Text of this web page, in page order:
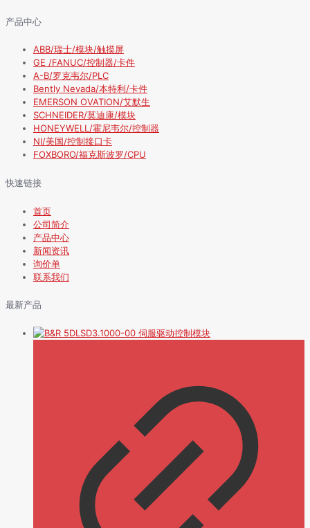
产品中心
ABB/瑞士/模块/触摸屏
GE /FANUC/控制器/卡件
A-B/罗克韦尔/PLC
Bently Nevada/本特利/卡件
EMERSON OVATION/艾默生
SCHNEIDER/莫迪康/模块
HONEYWELL/霍尼韦尔/控制器
NI/美国/控制接口卡
FOXBORO/福克斯波罗/CPU
快速链接
首页
公司简介
产品中心
新闻资讯
询价单
联系我们
最新产品